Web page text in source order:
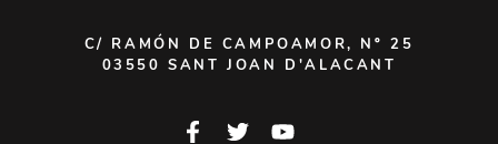
C/ RAMÓN DE CAMPOAMOR, Nº 25
03550 SANT JOAN D'ALACANT